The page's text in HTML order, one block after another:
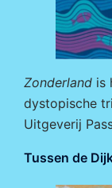
Zonderland is
dystopische
Uitgeverij
Tussen de